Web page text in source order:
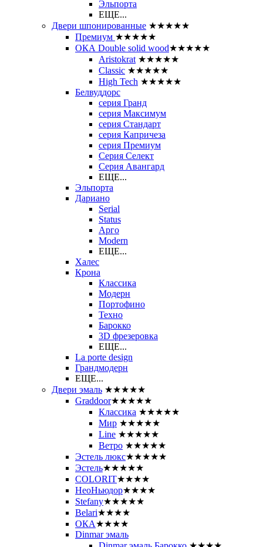
Эльпорта
ЕЩЕ...
Двери шпонированные ★★★★★
Премиум ★★★★★
ОКА Double solid wood★★★★★
Aristokrat ★★★★★
Classic ★★★★★
High Tech ★★★★★
Белвуддорс
серия Гранд
серия Максимум
серия Стандарт
серия Капричеза
серия Премиум
Серия Селект
Серия Авангард
ЕЩЕ...
Эльпорта
Дариано
Serial
Status
Арго
Modern
ЕЩЕ...
Халес
Крона
Классика
Модерн
Портофино
Техно
Барокко
3D фрезеровка
ЕЩЕ...
La porte design
Грандмодерн
ЕЩЕ...
Двери эмаль ★★★★★
Graddoor★★★★★
Классика ★★★★★
Мир ★★★★★
Line ★★★★★
Ветро ★★★★★
Эстель люкс★★★★★
Эстель★★★★★
COLORIT★★★★
НеоНьюдор★★★★
Stefany★★★★★
Belari★★★★
ОКА★★★★
Dinmar эмаль